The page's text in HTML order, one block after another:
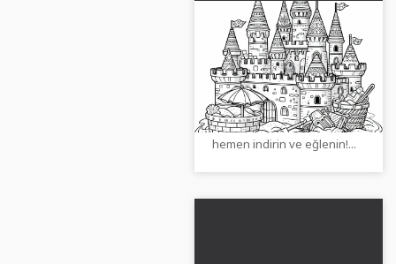
Büyük kumsalda
kuleler ve bayraklarla
kumdan kale -
Ücretsiz boyama
sayfası
Kuleler ve bayraklarla büyük
kum kalesini boyayın.
Ücretsiz boyama şablonunu
hemen indirin ve eğlenin!...